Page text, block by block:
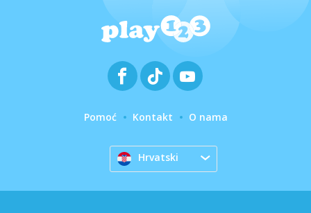
Pomoć Kontakt O nama
Hrvatski